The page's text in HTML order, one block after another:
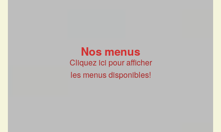
Nos menus
Cliquez ici pour afficher
les menus disponibles!